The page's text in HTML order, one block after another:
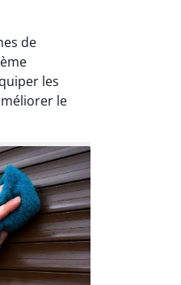
de
les
le